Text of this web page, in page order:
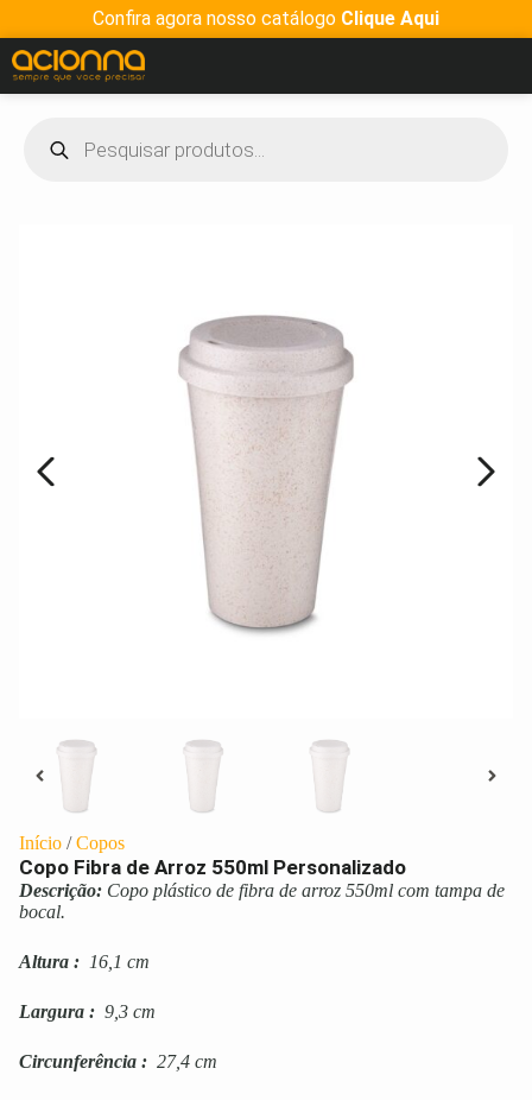
Confira agora nosso catálogo Clique Aqui
Início /Copos
Copo Fibra de Arroz 550ml Personalizado
Descrição: Copo plástico de fibra de arroz 550ml com tampa de
bocal.
Altura : 16,1 cm
Largura : 9,3 cm
Circunferência : 27,4 cm